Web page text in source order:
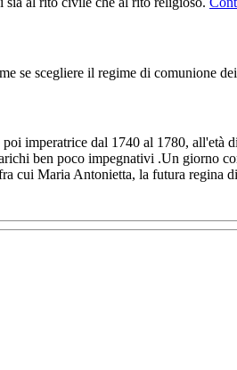
se scegliere il regime di comunione
imperatrice dal 1740 al 1780,
ben poco impegnativi .Un giorno
cui Maria Antonietta, la futura regina